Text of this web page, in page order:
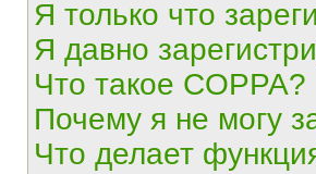
Я только что
Я давно
Что такое COPPA?
Почему я не могу
Что делает